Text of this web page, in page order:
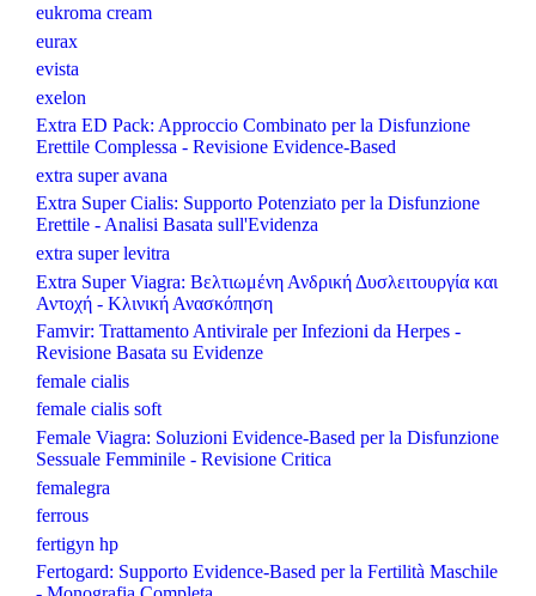
eukroma cream
eurax
evista
exelon
Extra ED Pack: Approccio Combinato per la Disfunzione
Erettile Complessa - Revisione Evidence-Based
extra super avana
Extra Super Cialis: Supporto Potenziato per la Disfunzione
Erettile - Analisi Basata sull'Evidenza
extra super levitra
Extra Super Viagra: Βελτιωμένη Ανδρική Δυσλειτουργία και
Αντοχή - Κλινική Ανασκόπηση
Famvir: Trattamento Antivirale per Infezioni da Herpes -
Revisione Basata su Evidenze
female cialis
female cialis soft
Female Viagra: Soluzioni Evidence-Based per la Disfunzione
Sessuale Femminile - Revisione Critica
femalegra
ferrous
fertigyn hp
Fertogard: Supporto Evidence-Based per la Fertilità Maschile